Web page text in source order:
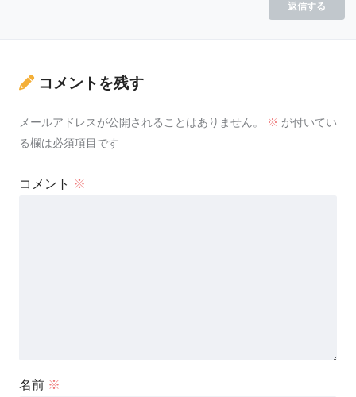
返信する
コメントを残す
メールアドレスが公開されることはありません。 ※ が付いてい
る欄は必須項目です
コメント ※
名前 ※